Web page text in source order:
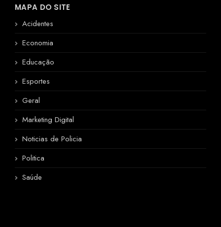
MAPA DO SITE
Acidentes
Economia
Educação
Esportes
Geral
Marketing Digital
Noticias de Policia
Politica
Saúde